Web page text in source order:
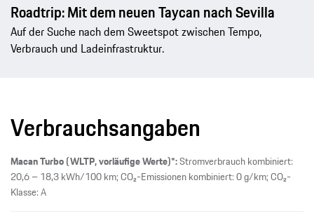
Roadtrip: Mit dem neuen Taycan nach Sevilla
Auf der Suche nach dem Sweetspot zwischen Tempo,
Verbrauch und Ladeinfrastruktur.
Verbrauchsangaben
Macan Turbo (WLTP, vorläufige Werte)*:Stromverbrauch kombiniert:
20,6 – 18,3 kWh/100 km; CO₂-Emissionen kombiniert: 0 g/km; CO₂-
Klasse: A